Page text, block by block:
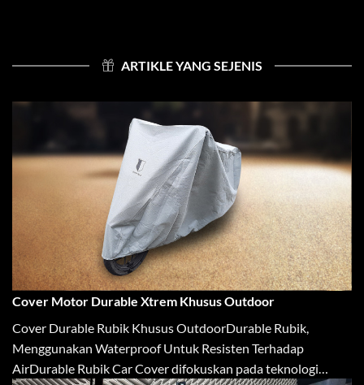
ARTIKLE YANG SEJENIS
Cover Motor Durable Xtrem Khusus Outdoor
Cover Durable Rubik Khusus OutdoorDurable Rubik,
Menggunakan Waterproof Untuk Resisten Terhadap
AirDurable Rubik Car Cover difokuskan pada teknologi…